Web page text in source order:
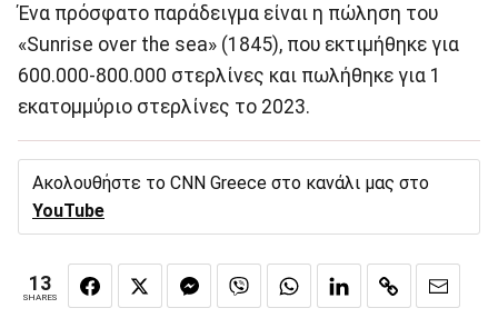
Ένα πρόσφατο παράδειγμα είναι η πώληση του
«Sunrise over the sea» (1845), που εκτιμήθηκε για
600.000-800.000 στερλίνες και πωλήθηκε για 1
εκατομμύριο στερλίνες το 2023.
Ακολουθήστε το CNN Greece στο κανάλι μας στο
YouTube
13
SHARES